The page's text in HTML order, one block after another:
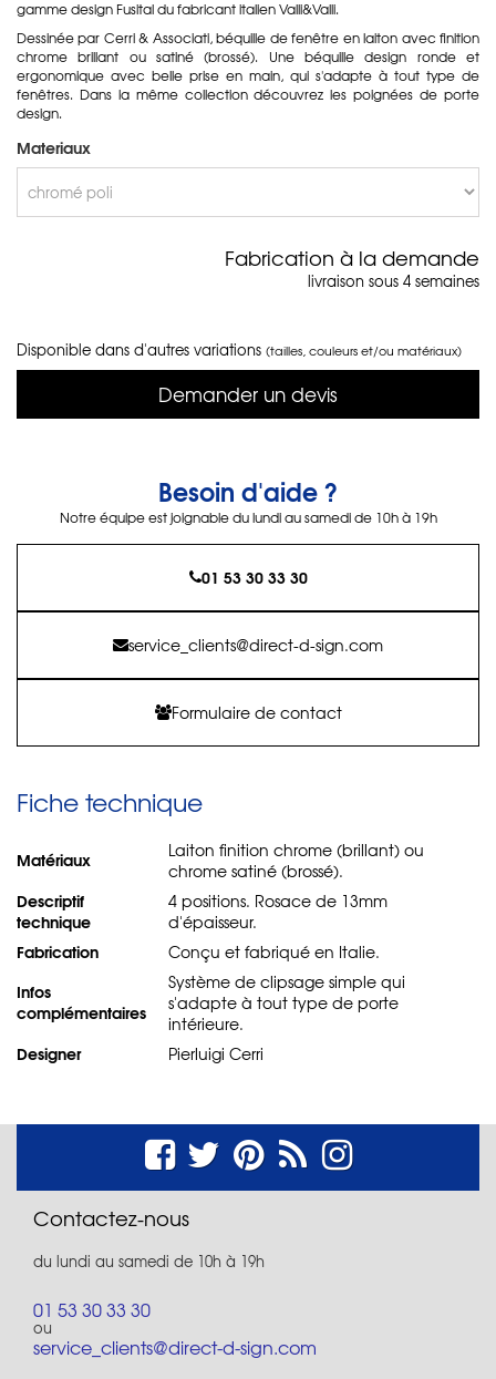
gamme design Fusital du fabricant italien Valli&Valli.
Dessinée par Cerri & Associati, béquille de fenêtre en laiton avec finition
chrome brillant ou satiné (brossé). Une béquille design ronde et
ergonomique avec belle prise en main, qui s'adapte à tout type de
fenêtres. Dans la même collection découvrez les poignées de porte
design.
Materiaux
Fabrication à la demande
livraison sous 4 semaines
Disponible dans d'autres variations (tailles, couleurs et/ou matériaux)
Demander un devis
Besoin d'aide ?
Notre équipe est joignable du lundi au samedi de 10h à 19h
01 53 30 33 30
service_clients@direct-d-sign.com
Formulaire de contact
Fiche technique
Matériaux
Laiton finition chrome (brillant) ou
chrome satiné (brossé).
Descriptif
technique
4 positions. Rosace de 13mm
d'épaisseur.
Fabrication Conçu et fabriqué en Italie.
Infos
complémentaires
Système de clipsage simple qui
s'adapte à tout type de porte
intérieure.
Designer Pierluigi Cerri
Contactez-nous
du lundi au samedi de 10h à 19h
01 53 30 33 30
ou
service_clients@direct-d-sign.com